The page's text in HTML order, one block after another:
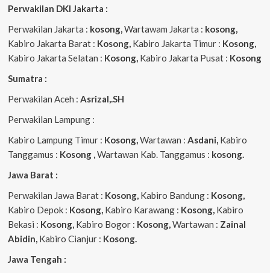
Perwakilan DKI Jakarta :
Perwakilan Jakarta : kosong, Wartawam Jakarta : kosong,
Kabiro Jakarta Barat : Kosong, Kabiro Jakarta Timur : Kosong,
Kabiro Jakarta Selatan : Kosong, Kabiro Jakarta Pusat : Kosong
Sumatra :
Perwakilan Aceh : Asrizal,.SH
Perwakilan Lampung :
Kabiro Lampung Timur : Kosong, Wartawan : Asdani, Kabiro
Tanggamus : Kosong , Wartawan Kab. Tanggamus : kosong.
Jawa Barat :
Perwakilan Jawa Barat : Kosong, Kabiro Bandung : Kosong,
Kabiro Depok : Kosong, Kabiro Karawang : Kosong, Kabiro
Bekasi : Kosong, Kabiro Bogor : Kosong, Wartawan : Zainal
Abidin, Kabiro Cianjur : Kosong.
Jawa Tengah :